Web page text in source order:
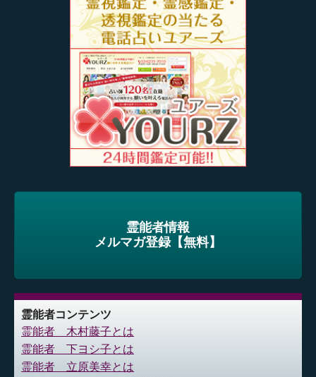
霊能者情報
メルマガ登録【無料】
霊能者コンテンツ
霊能者 木村藤子とは
霊能者 下ヨシ子とは
霊能者 立原美幸とは